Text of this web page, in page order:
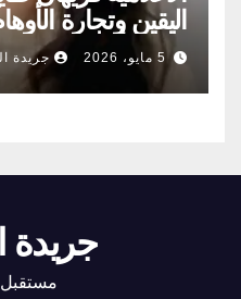
اليقين وتجارة
الناس أبواب
5 مايو، 2026 جريدة
جريدة
مستقبل